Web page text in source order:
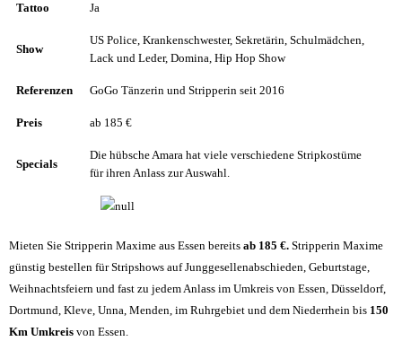
Tattoo Ja
Show
US Police, Krankenschwester, Sekretärin, Schulmädchen,
Lack und Leder, Domina, Hip Hop Show
Referenzen GoGo Tänzerin und Stripperin seit 2016
Preis ab 185 €
Specials
Die hübsche Amara hat viele verschiedene Stripkostüme
für ihren Anlass zur Auswahl.
Mieten Sie Stripperin Maxime aus Essen bereits ab 185 €. Stripperin Maxime
günstig bestellen für Stripshows auf Junggesellenabschieden, Geburtstage,
Weihnachtsfeiern und fast zu jedem Anlass im Umkreis von Essen, Düsseldorf,
Dortmund, Kleve, Unna, Menden, im Ruhrgebiet und dem Niederrhein bis 150
Km Umkreis von Essen.